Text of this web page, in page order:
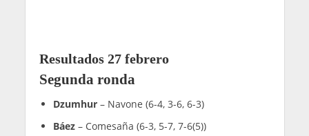
Resultados 27 febrero
Segunda ronda
Dzumhur– Navone (6-4, 3-6, 6-3)
Báez– Comesaña (6-3, 5-7, 7-6(5))